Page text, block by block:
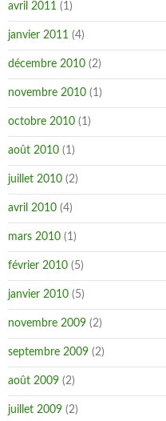
avril 2011 (1)
janvier 2011 (4)
décembre 2010 (2)
novembre 2010 (1)
octobre 2010 (1)
août 2010 (1)
juillet 2010 (2)
avril 2010 (4)
mars 2010 (1)
février 2010 (5)
janvier 2010 (5)
novembre 2009 (2)
septembre 2009 (2)
août 2009 (2)
juillet 2009 (2)